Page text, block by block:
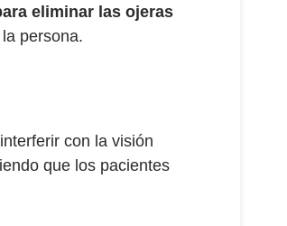
eliminar las ojeras
persona.
con la visión
que los pacientes